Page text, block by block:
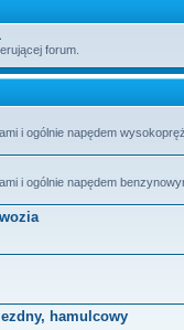
forum.
i ogólnie napędem
i ogólnie napędem
hamulcowy